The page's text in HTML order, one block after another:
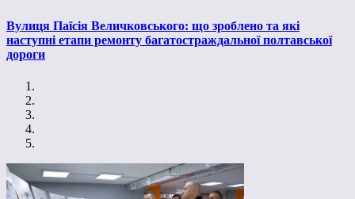
Вулиця Паїсія Величковського: що зроблено та які
наступні етапи ремонту багатостраждальної полтавської
дороги